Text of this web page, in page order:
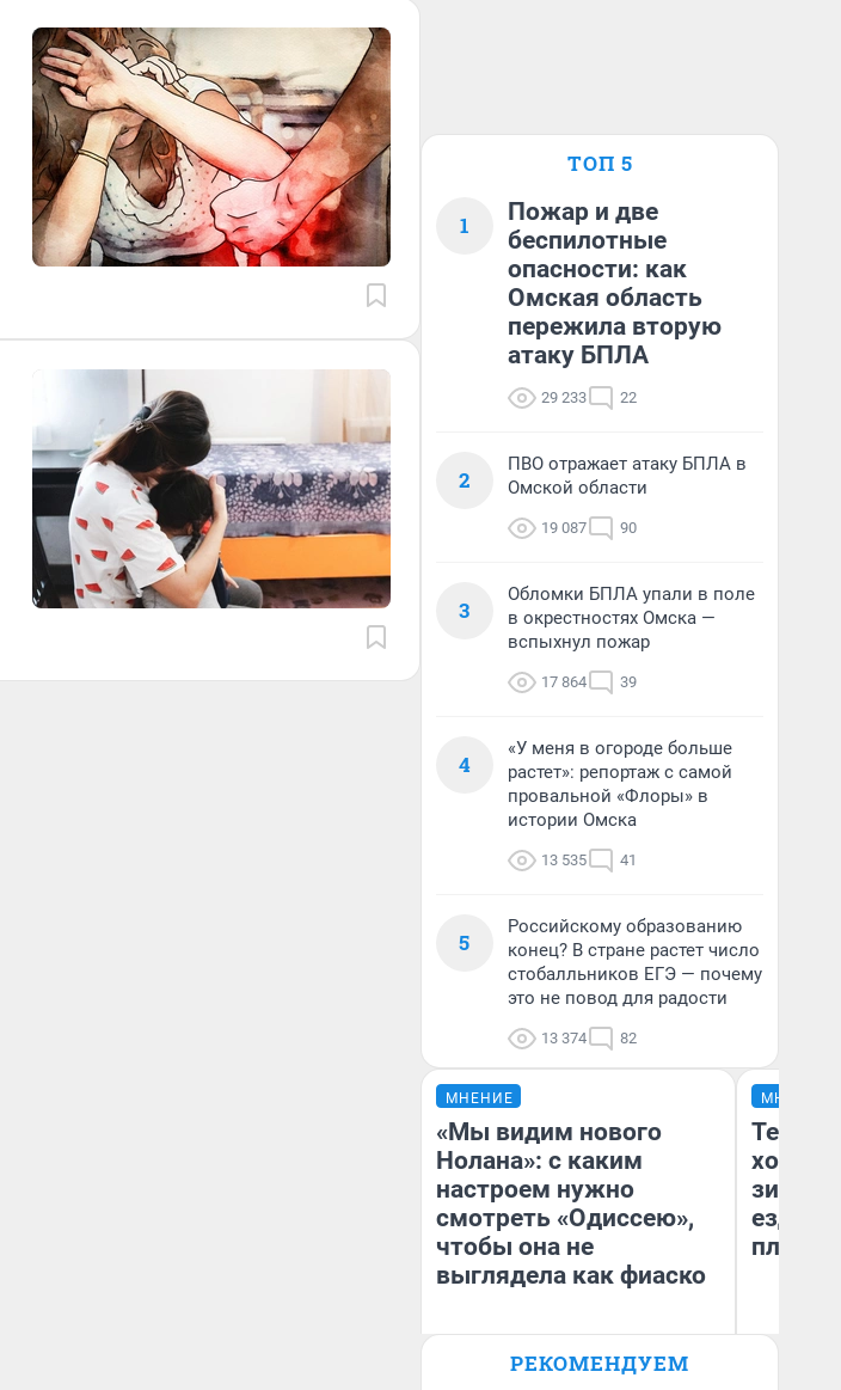
ТОП 5
1
Пожар и две
беспилотные
опасности: как
Омская область
пережила вторую
атаку БПЛА
29 233 22
2
ПВО отражает атаку БПЛА в
Омской области
19 087 90
3
Обломки БПЛА упали в поле
в окрестностях Омска —
вспыхнул пожар
17 864 39
4
«У меня в огороде больше
растет»: репортаж с самой
провальной «Флоры» в
истории Омска
13 535 41
5
Российскому образованию
конец? В стране растет число
стобалльников ЕГЭ — почему
это не повод для радости
13 374 82
МНЕНИЕ
«Мы видим нового
Нолана»: с каким
настроем нужно
смотреть «Одиссею»,
чтобы она не
выглядела как фиаско
Надежда Губарь
МНЕНИЕ
Тепло
зимой.
ездит
плюсы
РЕКОМЕНДУЕМ